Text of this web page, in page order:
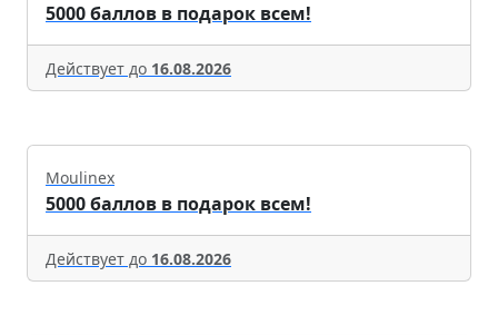
5000 баллов в подарок всем!
Действует до 16.08.2026
Moulinex
5000 баллов в подарок всем!
Действует до 16.08.2026